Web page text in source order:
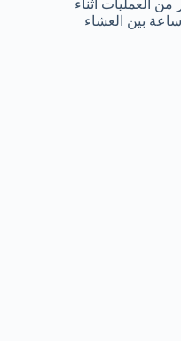
العمليات أثناء
النوم، ونوصي إعطاء نفسك حوالي 12 ساعة بين العشاء